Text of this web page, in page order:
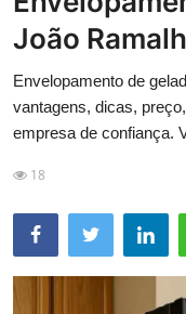
Curso de
Galeria
João
Envelopamento de
vantagens, dicas,
empresa de confiança.
18